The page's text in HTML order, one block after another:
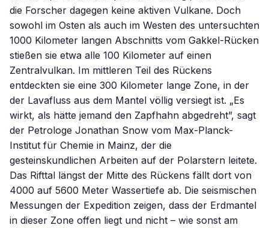
die Forscher dagegen keine aktiven Vulkane. Doch
sowohl im Osten als auch im Westen des untersuchten
1000 Kilometer langen Abschnitts vom Gakkel-Rücken
stießen sie etwa alle 100 Kilometer auf einen
Zentralvulkan. Im mittleren Teil des Rückens
entdeckten sie eine 300 Kilometer lange Zone, in der
der Lavafluss aus dem Mantel völlig versiegt ist. „Es
wirkt, als hätte jemand den Zapfhahn abgedreht”, sagt
der Petrologe Jonathan Snow vom Max-Planck-
Institut für Chemie in Mainz, der die
gesteinskundlichen Arbeiten auf der Polarstern leitete.
Das Rifttal längst der Mitte des Rückens fällt dort von
4000 auf 5600 Meter Wassertiefe ab. Die seismischen
Messungen der Expedition zeigen, dass der Erdmantel
in dieser Zone offen liegt und nicht – wie sonst am